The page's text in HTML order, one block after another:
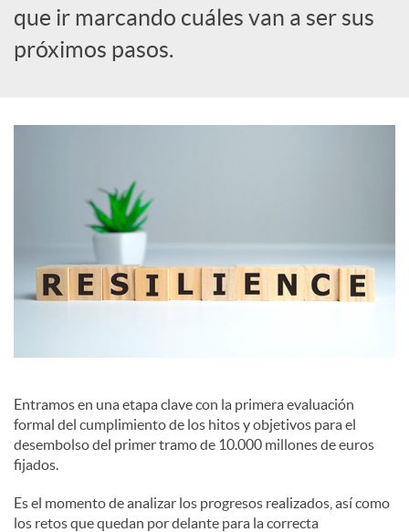
S
a
s
que ir marcando cuáles van a ser sus
próximos pasos.
Entramos en una etapa clave con la primera evaluación
formal del cumplimiento de los hitos y objetivos para el
desembolso del primer tramo de 10.000 millones de euros
fijados.
Es el momento de analizar los progresos realizados, así como
los retos que quedan por delante para la correcta